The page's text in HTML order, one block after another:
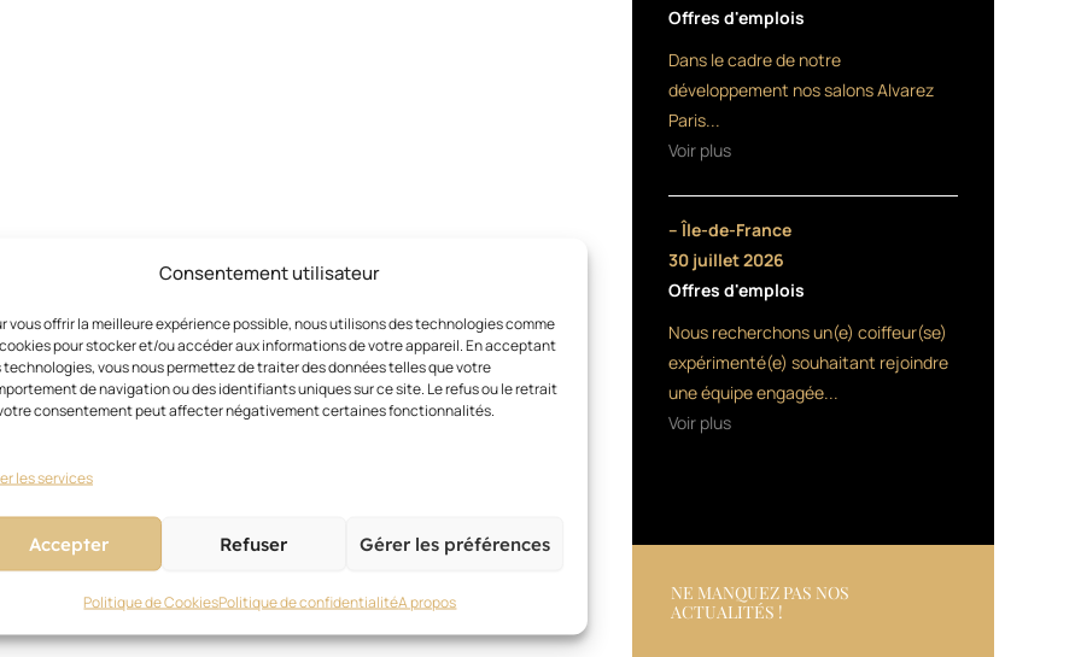
Consentement utilisateur
vous offrir la meilleure expérience possible, nous utilisons des technologies comme
pour stocker et/ou accéder aux informations de votre appareil. En acceptant
technologies, vous nous permettez de traiter des données telles que votre
de navigation ou des identifiants uniques sur ce site. Le refus ou le retrait
consentement peut affecter négativement certaines fonctionnalités.
les services
Accepter Refuser Gérer les préférences
Politique de CookiesPolitique de confidentialitéA propos
Offres d'emplois
Dans le cadre de notre
développement nos salons Alvarez
Paris...
Voir plus
– Île-de-France
30 juillet 2026
Offres d'emplois
Nous recherchons un(e) coiffeur(se)
expérimenté(e) souhaitant rejoindre
une équipe engagée...
Voir plus
NE MANQUEZ PAS NOS
ACTUALITÉS !